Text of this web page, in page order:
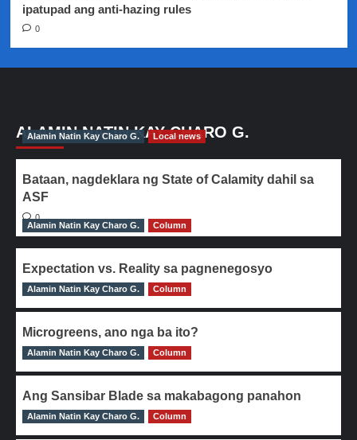
ipatupad ang anti-hazing rules
0
ALAMIN NATIN KAY CHARO G.
Alamin Natin Kay Charo G. Local news
Bataan, nagdeklara ng State of Calamity dahil sa
ASF
0
Alamin Natin Kay Charo G.
Column
Expectation vs. Reality sa pagnenegosyo
0
Alamin Natin Kay Charo G. Column
Microgreens, ano nga ba ito?
0
Alamin Natin Kay Charo G. Column
Ang Sansibar Blade sa makabagong panahon
0
Alamin Natin Kay Charo G. Column